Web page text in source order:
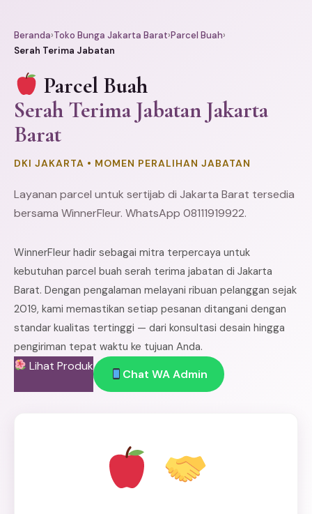
Beranda›Toko Bunga Jakarta Barat›Parcel Buah›
Serah Terima Jabatan
Parcel Buah
Serah Terima Jabatan Jakarta
Barat
DKI JAKARTA • MOMEN PERALIHAN JABATAN
Layanan parcel untuk sertijab di Jakarta Barat tersedia
bersama WinnerFleur. WhatsApp 08111919922.
WinnerFleur hadir sebagai mitra terpercaya untuk
kebutuhan parcel buah serah terima jabatan di Jakarta
Barat. Dengan pengalaman melayani ribuan pelanggan sejak
2019, kami memastikan setiap pesanan ditangani dengan
standar kualitas tertinggi — dari konsultasi desain hingga
pengiriman tepat waktu ke tujuan Anda.
Lihat Produk
Chat WA Admin